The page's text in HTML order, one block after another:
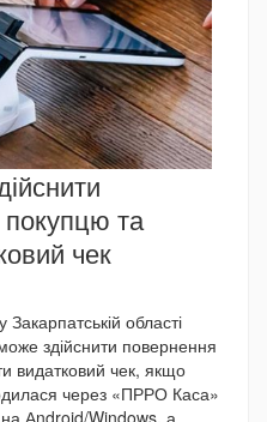
та
чек
області
здійснити повернення
видатковий чек, якщо
через «ПРРО Каса»